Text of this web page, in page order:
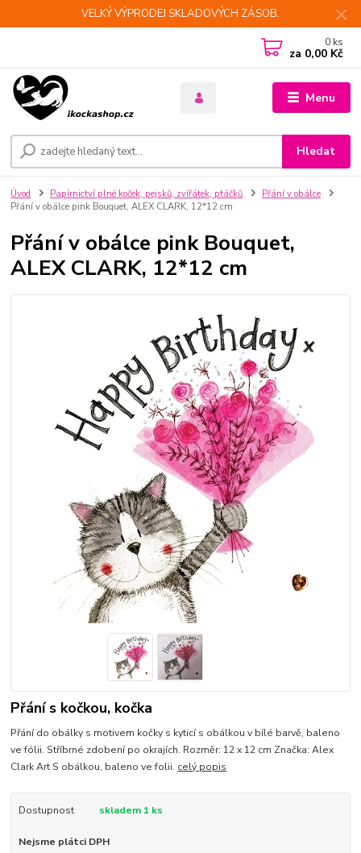
VELKÝ VÝPRODEJ SKLADOVÝCH ZÁSOB.
Menu
Hledat
0 ks
za 0,00 Kč
Úvod Papírnictví plné koček, pejsků, zvířátek, ptáčků
Přání v obálce
Přání v obálce pink Bouquet, ALEX CLARK, 12*12 cm
Přání v obálce pink Bouquet,
ALEX CLARK, 12*12 cm
Přání s kočkou, kočka
Přání do obálky s motivem kočky s kyticí s obálkou v bílé barvě, baleno
ve fólii. Stříbrné zdobení po okrajích. Rozměr: 12 x 12 cm Značka: Alex
Clark Art S obálkou, baleno ve folii. celý popis
Dostupnost skladem 1 ks
Nejsme plátci DPH